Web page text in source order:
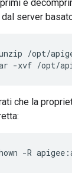
e
dal server
-xvf /opt/
che la
-R